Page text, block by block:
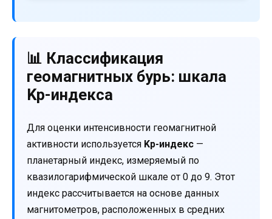
📊 Классификация
геомагнитных бурь: шкала
Kp-индекса
Для оценки интенсивности геомагнитной
активности используется Kp-индекс —
планетарный индекс, измеряемый по
квазилогарифмической шкале от 0 до 9. Этот
индекс рассчитывается на основе данных
магнитометров, расположенных в средних